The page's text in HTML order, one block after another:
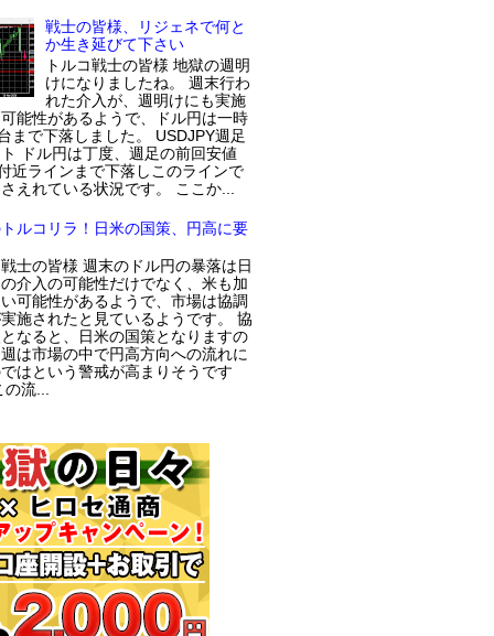
戦士の皆様、リジェネで何と
か生き延びて下さい
トルコ戦士の皆様 地獄の週明
けになりましたね。 週末行わ
れた介入が、週明けにも実施
能性があるようで、ドル円は一時
まで下落しました。 USDJPY週足
ドル円は丁度、週足の前回安値
近ラインまで下落しこのラインで
えれている状況です。 ここか...
ルコリラ！日米の国策、円高に要
士の皆様 週末のドル円の暴落は日
介入の可能性だけでなく、米も加
可能性があるようで、市場は協調
施されたと見ているようです。 協
なると、日米の国策となりますの
は市場の中で円高方向への流れに
はという警戒が高まりそうです
の流...